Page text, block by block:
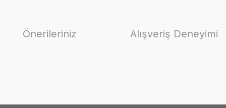
Önerileriniz Alışveriş Deneyimi